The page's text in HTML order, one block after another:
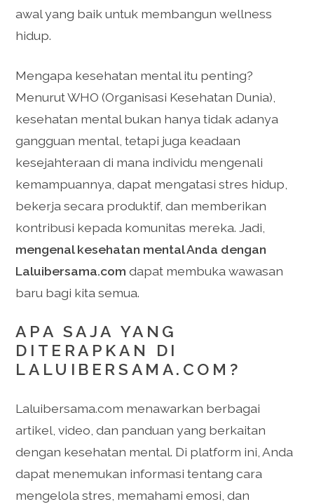
awal yang baik untuk membangun wellness
hidup.
Mengapa kesehatan mental itu penting?
Menurut WHO (Organisasi Kesehatan Dunia),
kesehatan mental bukan hanya tidak adanya
gangguan mental, tetapi juga keadaan
kesejahteraan di mana individu mengenali
kemampuannya, dapat mengatasi stres hidup,
bekerja secara produktif, dan memberikan
kontribusi kepada komunitas mereka. Jadi,
mengenal kesehatan mental Anda dengan
Laluibersama.com dapat membuka wawasan
baru bagi kita semua.
APA SAJA YANG
DITERAPKAN DI
LALUIBERSAMA.COM?
Laluibersama.com menawarkan berbagai
artikel, video, dan panduan yang berkaitan
dengan kesehatan mental. Di platform ini, Anda
dapat menemukan informasi tentang cara
mengelola stres, memahami emosi, dan